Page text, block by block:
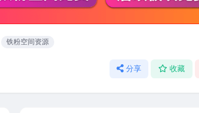
铁粉空间资源
分享 收藏